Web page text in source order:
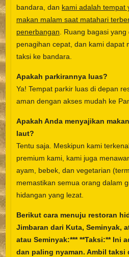
bandara, dan kami adalah tempat
makan malam saat matahari
penerbangan. Ruang bagasi yang
penagihan cepat, dan kami dapat
taksi ke bandara.
Apakah parkirannya luas?
Ya! Tempat parkir luas di depan
aman dengan akses mudah ke
Apakah Anda menyajikan
laut?
Tentu saja. Meskipun kami
premium kami, kami juga
ayam, bebek, dan vegetarian
memastikan semua orang dalam
hidangan yang lezat.
Berikut cara menuju restoran
Jimbaran dari Kuta, Seminyak,
atau Seminyak:*** **Taksi:** Ini
dan paling nyaman. Ambil taksi